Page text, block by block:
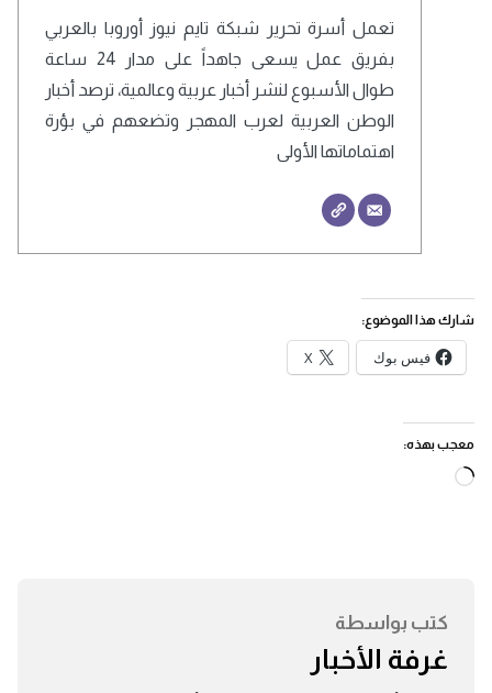
تعمل أسرة تحرير شبكة تايم نيوز أوروبا بالعربي
بفريق عمل يسعى جاهداً على مدار 24 ساعة
طوال الأسبوع لنشر أخبار عربية وعالمية، ترصد أخبار
الوطن العربية لعرب المهجر وتضعهم في بؤرة
اهتماماتها الأولى
شارك هذا الموضوع:
فيس بوك X
معجب بهذه:
جاري
كتب بواسطة
غرفة الأخبار